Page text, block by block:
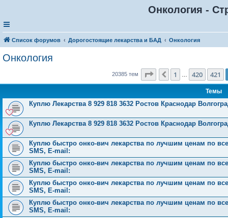
Онкология -
Список форумов Дорогостоящие лекарства и БАД Онкология
Онкология
20385 тем Страница 422из 816
Пред.
1 420 421
Темы
Куплю Лекарства 8 929 818 3632 Ростов Краснодар
Куплю Лекарства 8 929 818 3632 Ростов Краснодар
Куплю быстро онко-вич лекарства по лучшим ценам по
SMS, E-mail:
Куплю быстро онко-вич лекарства по лучшим ценам по
SMS, E-mail:
Куплю быстро онко-вич лекарства по лучшим ценам по
SMS, E-mail:
Куплю быстро онко-вич лекарства по лучшим ценам по
SMS, E-mail: